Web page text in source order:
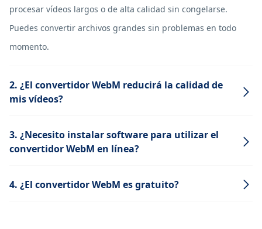
procesar vídeos largos o de alta calidad sin congelarse.
Puedes convertir archivos grandes sin problemas en todo
momento.
2. ¿El convertidor WebM reducirá la calidad de
mis vídeos?
3. ¿Necesito instalar software para utilizar el
convertidor WebM en línea?
4. ¿El convertidor WebM es gratuito?